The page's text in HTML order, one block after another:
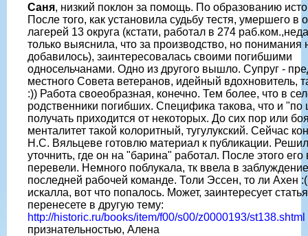
Саня, низкий поклон за помощь. По образованию
После того, как установила судьбу тестя, умершего в
лагерей 13 округа (кстати, работал в 274
только выяснила, что за производство, но понимания
добавилось), заинтересовалась своими погибшими
односельчанами. Одно из другого вышло. Супруг -
местного Совета ветеранов, идейный вдохновитель,
:)) Работа своеобразная, конечно. Тем более, что в
родственники погибших. Специфика такова, что и "по
получать приходится от некоторых. До сих пор или
менталитет такой колоритный, тугулукский. Сейчас
Н.С. Вяльцеве готовлю материал к публикации.
уточнить, где он на "барина" работал. После этого его
перевели. Немного поблукала, тк ввела в
последней рабочей команде. Толи Эссен, то ли Ахен
искалла, вот что попалось. Может, заинтересует
перенесете в другую тему:
http://historic.ru/books/item/f00/s00/z0000193/st138.shtml
признательностью, Алена